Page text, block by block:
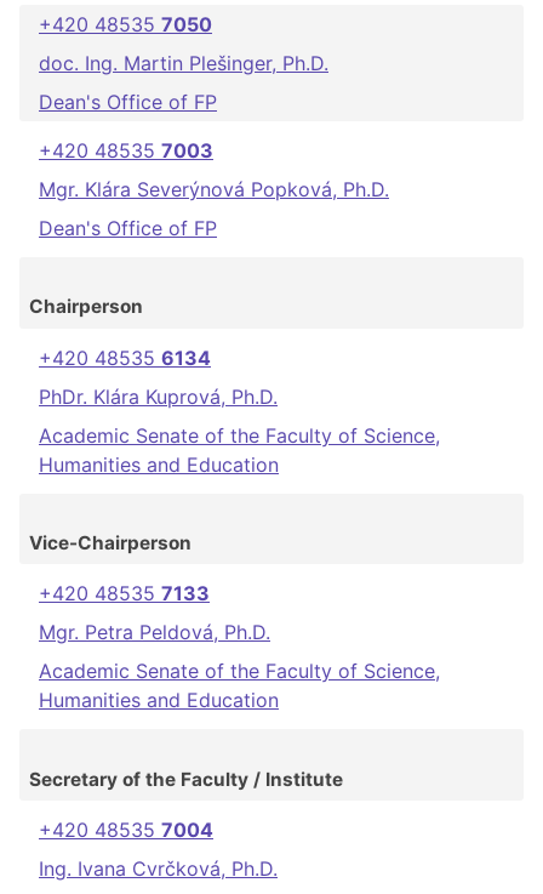
+420 48535 7050
doc. Ing. Martin Plešinger, Ph.D.
Dean's Office of FP
+420 48535 7003
Mgr. Klára Severýnová Popková, Ph.D.
Dean's Office of FP
Chairperson
+420 48535 6134
PhDr. Klára Kuprová, Ph.D.
Academic Senate of the Faculty of Science,
Humanities and Education
Vice-Chairperson
+420 48535 7133
Mgr. Petra Peldová, Ph.D.
Academic Senate of the Faculty of Science,
Humanities and Education
Secretary of the Faculty / Institute
+420 48535 7004
Ing. Ivana Cvrčková, Ph.D.